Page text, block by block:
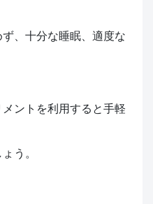
、十分な睡眠、適度な
ントを利用すると手軽
う。